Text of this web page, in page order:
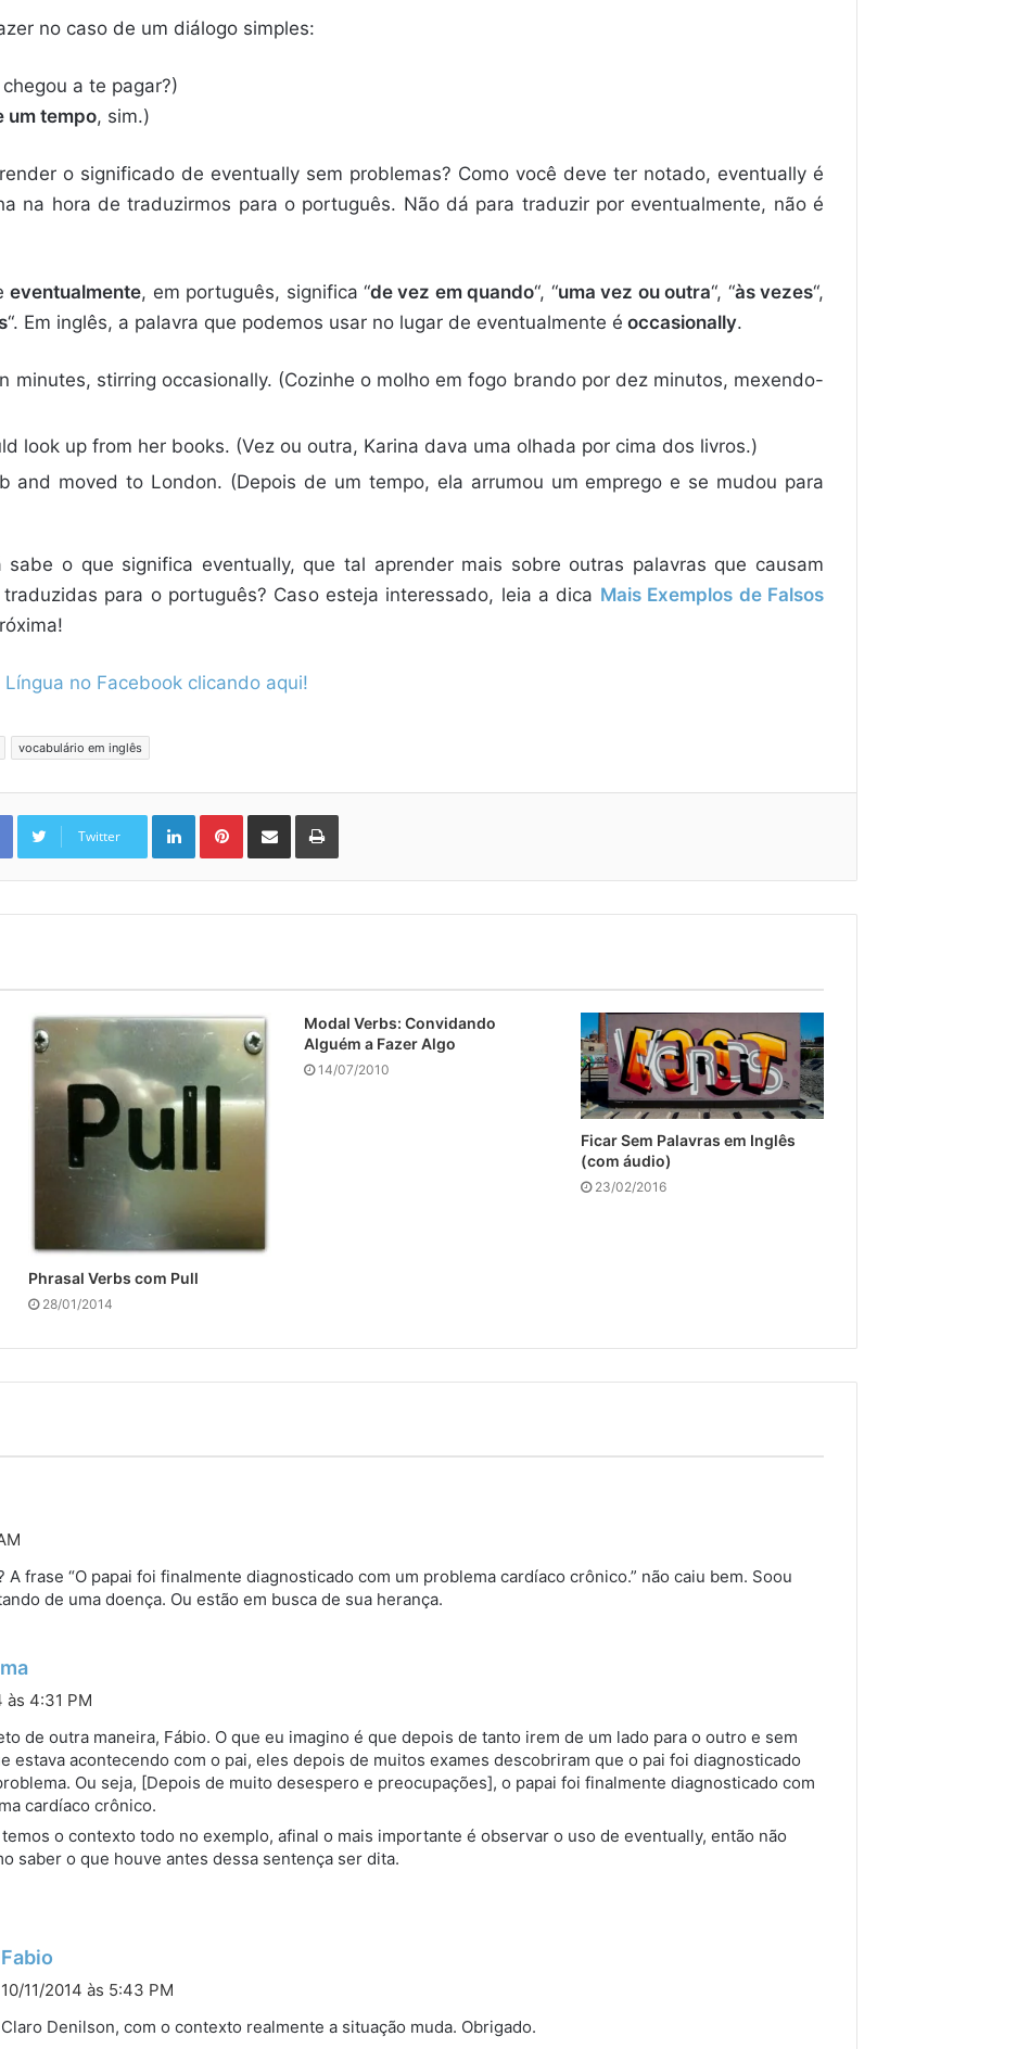
no caso de um diálogo simples:
a te pagar?)
um tempo, sim.)
o significado de eventually sem problemas? Como você deve ter notado, eventually é
na hora de traduzirmos para o português. Não dá para traduzir por eventualmente, não é
eventualmente, em português, significa “de vez em quando“, “uma vez ou outra“, “às vezes“,
“. Em inglês, a palavra que podemos usar no lugar de eventualmente é occasionally.
minutes, stirring occasionally. (Cozinhe o molho em fogo brando por dez minutos, mexendo-
look up from her books. (Vez ou outra, Karina dava uma olhada por cima dos livros.)
and moved to London. (Depois de um tempo, ela arrumou um emprego e se mudou para
sabe o que significa eventually, que tal aprender mais sobre outras palavras que causam
para o português? Caso esteja interessado, leia a dica Mais Exemplos de Falsos
no Facebook clicando aqui!
vocabulário em inglês
Twitter
LinkedinPinterest
Compartilhar via e-mail Imprimir
Phrasal Verbs com Pull
28/01/2014
Modal Verbs: Convidando
Alguém a Fazer Algo
14/07/2010
Ficar Sem Palavras em Inglês
(com áudio)
23/02/2016
A frase “O papai foi finalmente diagnosticado com um problema cardíaco crônico.” não caiu bem. Soou
de uma doença. Ou estão em busca de sua herança.
i
s
e
:
às 4:31 PM
de outra maneira, Fábio. O que eu imagino é que depois de tanto irem de um lado para o outro e sem
estava acontecendo com o pai, eles depois de muitos exames descobriram que o pai foi diagnosticado
Ou seja, [Depois de muito desespero e preocupações], o papai foi finalmente diagnosticado com
cardíaco crônico.
o contexto todo no exemplo, afinal o mais importante é observar o uso de eventually, então não
saber o que houve antes dessa sentença ser dita.
Fabio
i
10/11/2014 às 5:43 PM
Claro Denilson, com o contexto realmente a situação muda. Obrigado.